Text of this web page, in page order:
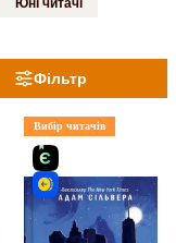
Юні читачі
Фільтр
Вибір читачів